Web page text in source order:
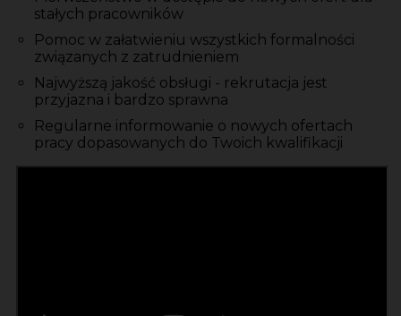
stałych pracowników
Pomoc w załatwieniu wszystkich formalności
związanych z zatrudnieniem
Najwyższą jakość obsługi - rekrutacja jest
przyjazna i bardzo sprawna
Regularne informowanie o nowych ofertach
pracy dopasowanych do Twoich kwalifikacji